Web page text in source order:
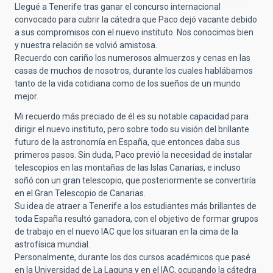
Llegué a Tenerife tras ganar el concurso internacional
convocado para cubrir la cátedra que Paco dejó vacante debido
a sus compromisos con el nuevo instituto. Nos conocimos bien
y nuestra relación se volvió amistosa.
Recuerdo con cariño los numerosos almuerzos y cenas en las
casas de muchos de nosotros, durante los cuales hablábamos
tanto de la vida cotidiana como de los sueños de un mundo
mejor.
Mi recuerdo más preciado de él es su notable capacidad para
dirigir el nuevo instituto, pero sobre todo su visión del brillante
futuro de la astronomía en España, que entonces daba sus
primeros pasos. Sin duda, Paco previó la necesidad de instalar
telescopios en las montañas de las Islas Canarias, e incluso
soñó con un gran telescopio, que posteriormente se convertiría
en el Gran Telescopio de Canarias.
Su idea de atraer a Tenerife a los estudiantes más brillantes de
toda España resultó ganadora, con el objetivo de formar grupos
de trabajo en el nuevo IAC que los situaran en la cima de la
astrofísica mundial.
Personalmente, durante los dos cursos académicos que pasé
en la Universidad de La Laguna y en el IAC, ocupando la cátedra